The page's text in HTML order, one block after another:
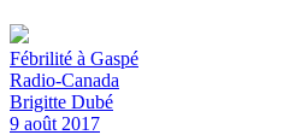
Fébrilité à Gaspé
Radio-Canada
Brigitte Dubé
9 août 2017